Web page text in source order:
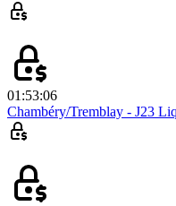
01:53:06
Chambéry/Tremblay - J23